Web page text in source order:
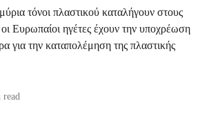
του πλαστικού μίας
τόνοι πλαστικού καταλήγουν στους
Ευρωπαίοι ηγέτες έχουν την υποχρέωση
για την καταπολέμηση της πλαστικής
read